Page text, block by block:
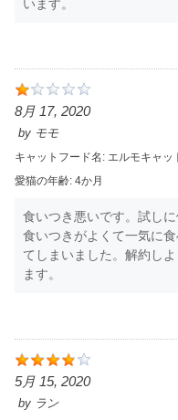
います。
8月 17, 2020
by モモ
キャットフード名: エルモキャッ
愛猫の年齢: 4か月
食いつき悪いです。試し
食いつきがよくて一気に
てしまいました。解約し
ます。
5月 15, 2020
by ラン